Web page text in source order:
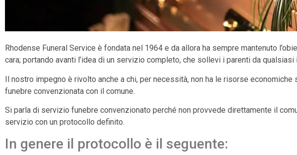
Rhodense Funeral Service è fondata nel 1964 e da allora ha sempre mantenuto
cara; portando avanti l’idea di un servizio completo, che sollevi i parenti da
Il nostro impegno è rivolto anche a chi, per necessità, non ha le risorse
funebre convenzionata con il comune.
Si parla di servizio funebre convenzionato perché non provvede direttamente il
servizio con un protocollo definito.
In genere il protocollo è il seguente: